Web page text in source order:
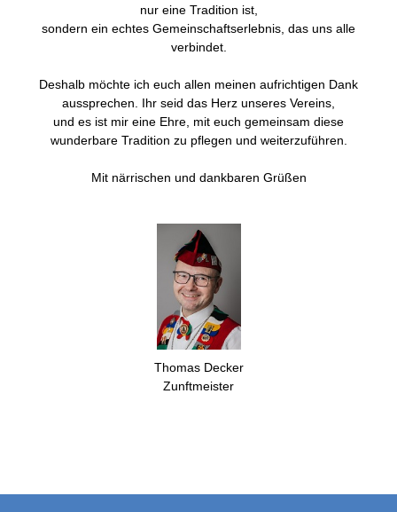
nur eine Tradition ist,
sondern ein echtes Gemeinschaftserlebnis, das uns alle
verbindet.
Deshalb möchte ich euch allen meinen aufrichtigen Dank
aussprechen. Ihr seid das Herz unseres Vereins,
und es ist mir eine Ehre, mit euch gemeinsam diese
wunderbare Tradition zu pflegen und weiterzuführen.
Mit närrischen und dankbaren Grüßen
Thomas Decker
Zunftmeister